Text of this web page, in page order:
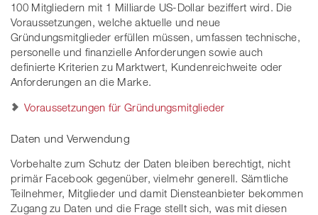
100 Mitgliedern mit 1 Milliarde US-Dollar beziffert wird. Die
Voraussetzungen, welche aktuelle und neue
Gründungsmitglieder erfüllen müssen, umfassen technische,
personelle und finanzielle Anforderungen sowie auch
definierte Kriterien zu Marktwert, Kundenreichweite oder
Anforderungen an die Marke.
Voraussetzungen für Gründungsmitglieder
Daten und Verwendung
Vorbehalte zum Schutz der Daten bleiben berechtigt, nicht
primär Facebook gegenüber, vielmehr generell. Sämtliche
Teilnehmer, Mitglieder und damit Diensteanbieter bekommen
Zugang zu Daten und die Frage stellt sich, was mit diesen